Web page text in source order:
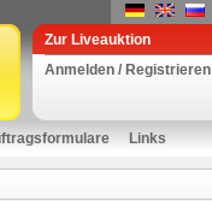
Zur Liveauktion
Anmelden / Registrieren
Links